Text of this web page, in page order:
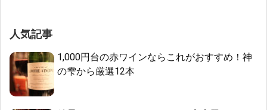
人気記事
1,000円台の赤ワインならこれがおすすめ！神
の雫から厳選12本